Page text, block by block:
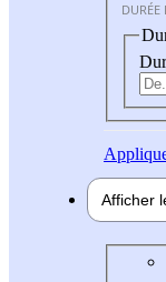
DURÉE
Afficher